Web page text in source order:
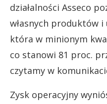
działalności Asseco
własnych produktów
która w minionym
co stanowi 81 proc.
czytamy w
Zysk operacyjny